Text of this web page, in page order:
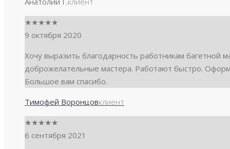
★★★★★
9 октября 2020
Хочу выразить благодарность работникам багетной
доброжелательные мастера. Работают быстро.
Большое вам спасибо.
Тимофей Воронцовклиент
★★★★★
6 сентября 2021